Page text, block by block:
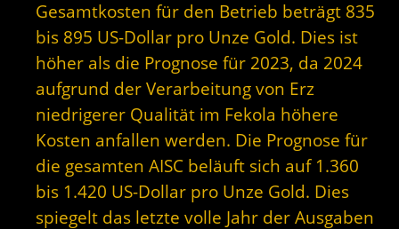
Gesamtkosten für den Betrieb beträgt 835
bis 895 US-Dollar pro Unze Gold. Dies ist
höher als die Prognose für 2023, da 2024
aufgrund der Verarbeitung von Erz
niedrigerer Qualität im Fekola höhere
Kosten anfallen werden. Die Prognose für
die gesamten AISC beläuft sich auf 1.360
bis 1.420 US-Dollar pro Unze Gold. Dies
spiegelt das letzte volle Jahr der Ausgaben